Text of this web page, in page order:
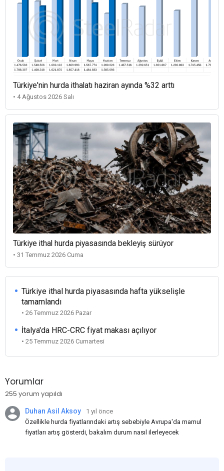
Türkiye'nin hurda ithalatı haziran ayında %32 arttı
• 4 Ağustos 2026 Salı
Türkiye ithal hurda piyasasında bekleyiş sürüyor
• 31 Temmuz 2026 Cuma
Türkiye ithal hurda piyasasında hafta yükselişle
tamamlandı
• 26 Temmuz 2026 Pazar
İtalya'da HRC-CRC fiyat makası açılıyor
• 25 Temmuz 2026 Cumartesi
Yorumlar
255 yorum yapıldı
Duhan Asil Aksoy
1 yıl önce
Özellikle hurda fiyatlarındaki artış sebebiyle Avrupa'da mamul
fiyatları artış gösterdi, bakalım durum nasıl ilerleyecek